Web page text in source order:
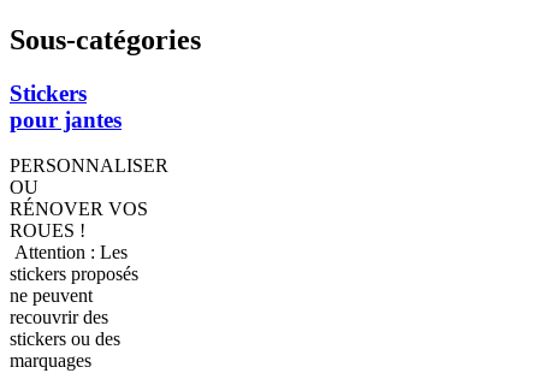
Sous-catégories
Stickers
pour jantes
PERSONNALISER
OU
RÉNOVER VOS
ROUES !
Attention : Les
stickers proposés
ne peuvent
recouvrir des
stickers ou des
marquages